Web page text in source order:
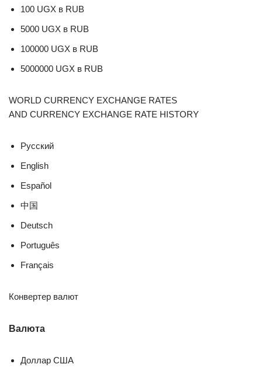
100 UGX в RUB
5000 UGX в RUB
100000 UGX в RUB
5000000 UGX в RUB
WORLD CURRENCY EXCHANGE RATES
AND CURRENCY EXCHANGE RATE HISTORY
Русский
English
Español
中国
Deutsch
Português
Français
Конвертер валют
Валюта
Доллар США